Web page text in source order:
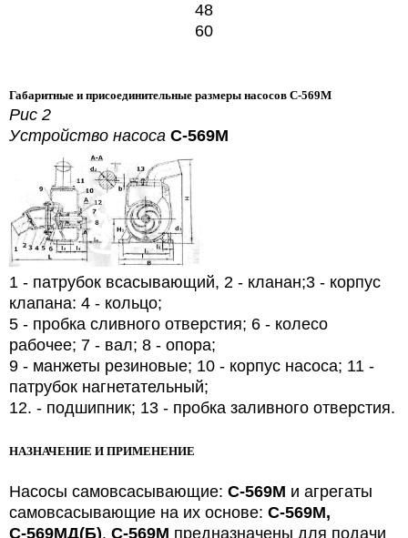
48
60
Габаритные и присоединительные размеры насосов С-569М
Рис 2
Устройство насоса С-569М
1 - патрубок всасывающий, 2 - кланан;3 - корпус
клапана: 4 - кольцо;
5 - пробка сливного отверстия; 6 - колесо
рабочее; 7 - вал; 8 - опора;
9 - манжеты резиновые; 10 - корпус насоса; 11 -
патрубок нагнетательный;
12. - подшипник; 13 - пробка заливного отверстия.
НАЗНАЧЕНИЕ И ПРИМЕНЕНИЕ
Насосы самовсасывающие: С-569М и агрегаты
самовсасывающие на их основе: С-569М,
С-569МД(Б). С-569М предназначены для подачи